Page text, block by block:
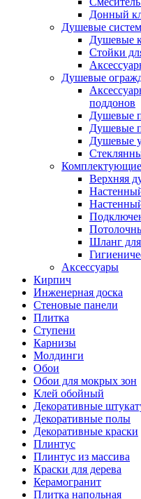
Донный
Душевые
Душевые
Стойки
Душевые
поддонов
Душевые
Душевые
Душевые
Комплектующие
Верхняя
Шланг
Аксессуары
Кирпич
Инженерная доска
Стеновые панели
Плитка
Ступени
Карнизы
Молдинги
Обои
Обои для мокрых зон
Клей обойный
Декоративные
Декоративные полы
Декоративные краски
Плинтус
Плинтус из массива
Краски для дерева
Керамогранит
Плитка напольная